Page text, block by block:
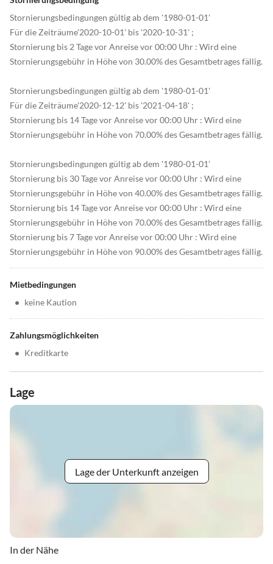
Stornierungsbedingungen gültig ab dem '1980-01-01'
Für die Zeiträume'2020-10-01' bis '2020-10-31' ;
Stornierung bis 2 Tage vor Anreise vor 00:00 Uhr : Wird eine
Stornierungsgebühr in Höhe von 30.00% des Gesamtbetrages fällig.
Stornierungsbedingungen gültig ab dem '1980-01-01'
Für die Zeiträume'2020-12-12' bis '2021-04-18' ;
Stornierung bis 14 Tage vor Anreise vor 00:00 Uhr : Wird eine
Stornierungsgebühr in Höhe von 70.00% des Gesamtbetrages fällig.
Stornierungsbedingungen gültig ab dem '1980-01-01'
Stornierung bis 30 Tage vor Anreise vor 00:00 Uhr : Wird eine
Stornierungsgebühr in Höhe von 40.00% des Gesamtbetrages fällig.
Stornierung bis 14 Tage vor Anreise vor 00:00 Uhr : Wird eine
Stornierungsgebühr in Höhe von 70.00% des Gesamtbetrages fällig.
Stornierung bis 7 Tage vor Anreise vor 00:00 Uhr : Wird eine
Stornierungsgebühr in Höhe von 90.00% des Gesamtbetrages fällig.
Mietbedingungen
• keine Kaution
Zahlungsmöglichkeiten
• Kreditkarte
Lage
Lage der Unterkunft anzeigen
In der Nähe